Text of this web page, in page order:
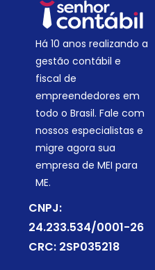
Há 10 anos realizando a
gestão contábil e
fiscal de
empreendedores em
todo o Brasil. Fale com
nossos especialistas e
migre agora sua
empresa de MEI para
ME.
CNPJ:
24.233.534/0001-26
CRC: 2SP035218